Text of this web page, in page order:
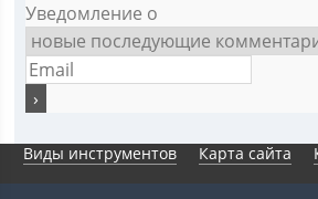
Уведомление о
Виды инструментов Карта сайта